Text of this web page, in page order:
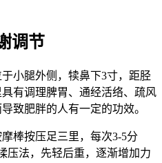
调节
小腿外侧，犊鼻下3寸，距胫
有调理脾胃、通经活络、疏风
致肥胖的人有一定的功效。
棒按压足三里，每次3-5分
压法，先轻后重，逐渐增加力